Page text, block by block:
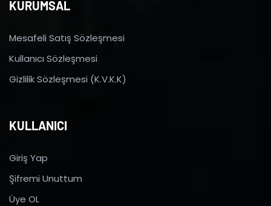
KURUMSAL
Mesafeli Satış Sözleşmesi
Kullanıcı Sözleşmesi
Gizlilik Sözleşmesi (K.V.K.K)
KULLANICI
Giriş Yap
Şifremi Unuttum
Üye OL